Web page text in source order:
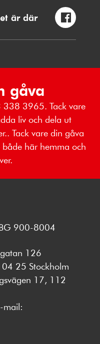
är där
gåva
338 3965. Tack vare
liv och dela ut
Tack vare din gåva
här hemma och
900-8004
126
25 Stockholm
17, 112
mail: